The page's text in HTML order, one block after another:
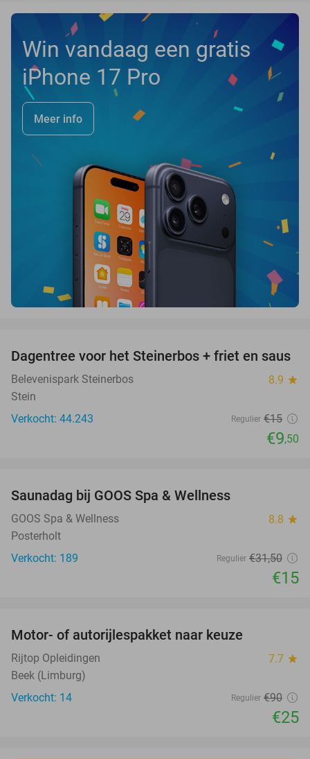
Win vandaag een gratis
iPhone 17 Pro
Meer info
37%
Dagentree voor het Steinerbos + friet en saus
Belevenispark Steinerbos 8.9 star
Stein
Verkocht: 44.243
Regulier €15
€9,50
Saunadag bij GOOS Spa & Wellness
GOOS Spa & Wellness 8.8 star
Posterholt
Verkocht: 189
Regulier €31,50
€15
Motor- of autorijlespakket naar keuze
Rijtop Opleidingen 7.7 star
Beek (Limburg)
Verkocht: 14
Regulier €90
€25